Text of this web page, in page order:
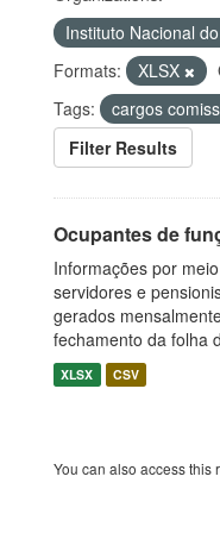
Instituto Nacional
Formats:
XLSX
Tags:
cargos
Filter Results
Ocupantes de
Informações por
servidores e
gerados
fechamento da folha
XLSX CSV
You can also access this